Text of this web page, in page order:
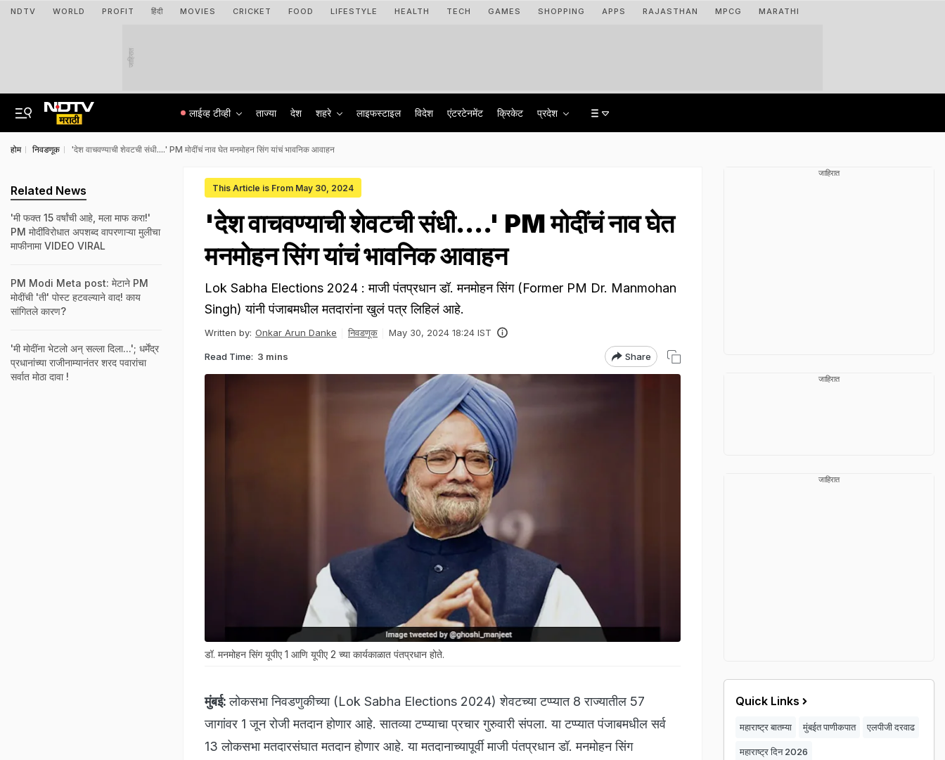
NDTV WORLD PROFIT हिंदी MOVIES CRICKET FOOD LIFESTYLE HEALTH TECH GAMES SHOPPING APPS RAJASTHAN MPCG MARATHI
जाहिरात
लाईव्ह टीव्ही ताज्या देश शहरे लाइफस्टाइल विदेश एंटरटेनमेंट क्रिकेट प्रदेश
होम निवडणूक 'देश वाचवण्याची शेवटची संधी....' PM मोदींचं नाव घेत मनमोहन सिंग यांचं भावनिक आवाहन
This Article is From May 30, 2024
'देश वाचवण्याची शेवटची संधी....' PM मोदींचं नाव घेत
मनमोहन सिंग यांचं भावनिक आवाहन
Lok Sabha Elections 2024 : माजी पंतप्रधान डॉ. मनमोहन सिंग (Former PM Dr. Manmohan
Singh) यांनी पंजाबमधील मतदारांना खुलं पत्र लिहिलं आहे.
Written by: Onkar Arun Danke निवडणूक May 30, 2024 18:24 IST
Read Time: 3 mins Share
डॉ. मनमोहन सिंग यूपीए 1 आणि यूपीए 2 च्या कार्यकाळात पंतप्रधान होते.
मुंबई: लोकसभा निवडणुकीच्या (Lok Sabha Elections 2024) शेवटच्या टप्प्यात 8 राज्यातील 57
जागांवर 1 जून रोजी मतदान होणार आहे. सातव्या टप्प्याचा प्रचार गुरुवारी संपला. या टप्प्यात पंजाबमधील सर्व
13 लोकसभा मतदारसंघात मतदान होणार आहे. या मतदानाच्यापूर्वी माजी पंतप्रधान डॉ. मनमोहन सिंग
Related News
'मी फक्त 15 वर्षांची आहे, मला माफ करा!'
PM मोदींविरोधात अपशब्द वापरणाऱ्या मुलीचा
माफीनामा VIDEO VIRAL
PM Modi Meta post: मेटाने PM
मोदींची 'ती' पोस्ट हटवल्याने वाद! काय
सांगितले कारण?
'मी मोदींना भेटलो अन् सल्ला दिला...'; धर्मेंद्र
प्रधानांच्या राजीनाम्यानंतर शरद पवारांचा
सर्वात मोठा दावा !
जाहिरात
जाहिरात
जाहिरात
Quick Links
महाराष्ट्र बातम्या मुंबईत पाणीकपात एलपीजी दरवाढ
महाराष्ट्र दिन 2026